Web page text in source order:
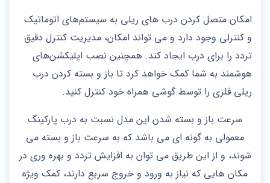
امکان متصل کردن درب های ریلی به سیستم‌های اتوماتیک
و کنترلی وجود دارد و می تواند امکان، مدیریت کنترل دقیق
تردد را برای درب ایجاد کند. همچنین نصب اپلیکشن‌های
هوشمند به شما کمک خواهد کرد تا باز و بسته کردن درب
ریلی فلزی را توسط گوشی همراه خود کنترل کنید.
سرعت باز و بسته شدن این مدل نسبت به درب‌ پارکینگ
معمولی به گونه ای می باشد که به سرعت باز و بسته می‌
شوند، و از این طریق می توان به افزایش تردد و بهره‌ وری در
مکان‌ هایی که نیاز به ورود و خروج سریع دارند، کمک ویژه